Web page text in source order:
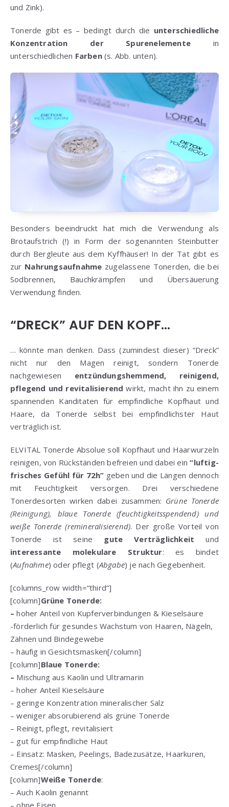
und Zink).
Tonerde gibt es – bedingt durch die unterschiedliche
Konzentration der Spurenelemente in
unterschiedlichen Farben(s. Abb. unten).
Besonders beeindruckt hat mich die Verwendung als
Brotaufstrich (!) in Form der sogenannten Steinbutter
durch Bergleute aus dem Kyffhäuser! In der Tat gibt es
zur Nahrungsaufnahme zugelassene Tonerden, die bei
Sodbrennen, Bauchkrämpfen und Übersäuerung
Verwendung finden.
“DRECK” AUF DEN KOPF…
… könnte man denken. Dass (zumindest dieser) “Dreck”
nicht nur den Magen reinigt, sondern Tonerde
nachgewiesen entzündungshemmend, reinigend,
pflegend und revitalisierend wirkt, macht ihn zu einem
spannenden Kanditaten für empfindliche Kopfhaut und
Haare, da Tonerde selbst bei empfindlichster Haut
verträglich ist.
ELVITAL Tonerde Absolue soll Kopfhaut und Haarwurzeln
reinigen, von Rückständen befreien und dabei ein“luftig-
frisches Gefühl für 72h” geben und die Längen dennoch
mit Feuchtigkeit versorgen. Drei verschiedene
Tonerdesorten wirken dabei zusammen: Grüne Tonerde
(Reinigung), blaue Tonerde (feuchtigkeitsspendend) und
weiße Tonerde (remineralisierend). Der große Vorteil von
Tonerde ist seine gute Verträglichkeit und
interessante molekulare Struktur: es bindet
(Aufnahme) oder pflegt (Abgabe) je nach Gegebenheit.
[columns_row width=“third“]
[column]Grüne Tonerde:
–hoher Anteil von Kupferverbindungen & Kieselsäure
-förderlich für gesundes Wachstum von Haaren, Nägeln,
Zähnen und Bindegewebe
– häufig in Gesichtsmasken[/column]
[column]Blaue Tonerde:
– Mischung aus Kaolin und Ultramarin
– hoher Anteil Kieselsäure
– geringe Konzentration mineralischer Salz
– weniger absorubierend als grüne Tonerde
– Reinigt, pflegt, revitalisiert
– gut für empfindliche Haut
– Einsatz: Masken, Peelings, Badezusätze, Haarkuren,
Cremes[/column]
[column]Weiße Tonerde:
– Auch Kaolin genannt